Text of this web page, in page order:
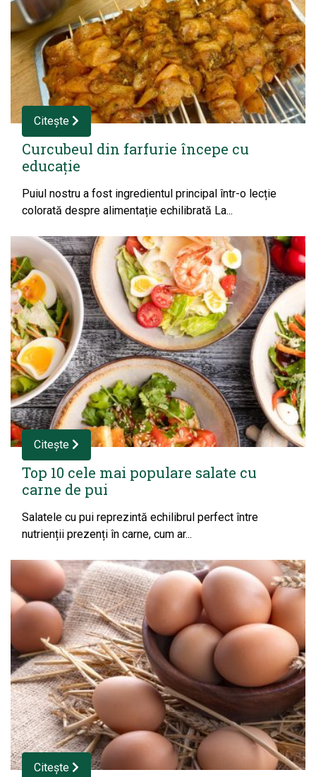
Citește
Curcubeul din farfurie începe cu
educație
Puiul nostru a fost ingredientul principal într-o lecție
colorată despre alimentație echilibrată La...
Citește
Top 10 cele mai populare salate cu
carne de pui
Salatele cu pui reprezintă echilibrul perfect între
nutrienții prezenți în carne, cum ar...
Citește